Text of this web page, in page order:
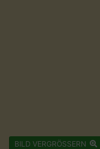
BILD VERGRÖSSERN